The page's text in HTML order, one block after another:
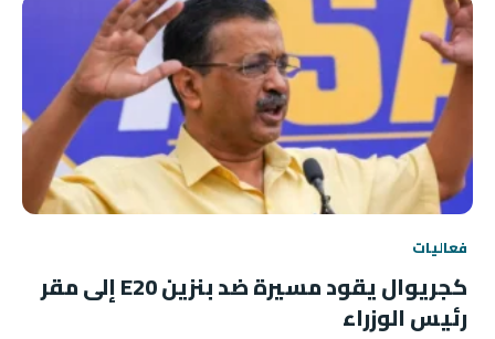
فعاليات
كجريوال يقود مسيرة ضد بنزين E20 إلى مقر
رئيس الوزراء